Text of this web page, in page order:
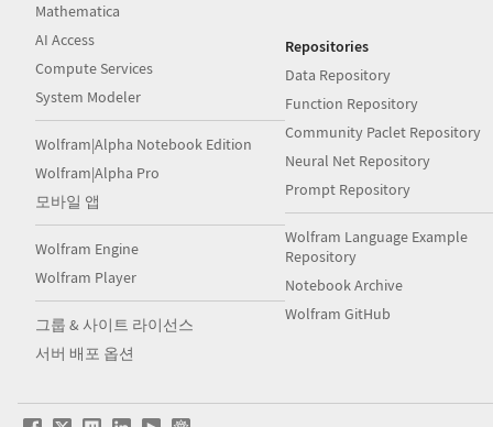
Mathematica
AI Access
Compute Services
System Modeler
Wolfram|Alpha Notebook Edition
Wolfram|Alpha Pro
모바일 앱
Wolfram Engine
Wolfram Player
그룹 & 사이트 라이선스
서버 배포 옵션
Repositories
Data Repository
Function Repository
Community Paclet Repository
Neural Net Repository
Prompt Repository
Wolfram Language Example
Repository
Notebook Archive
Wolfram GitHub